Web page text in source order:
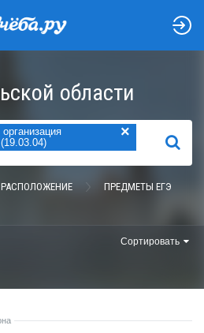
области
×
НАЙТИ
РАСПОЛОЖЕНИЕ ПРЕДМЕТЫ ЕГЭ
Сортировать